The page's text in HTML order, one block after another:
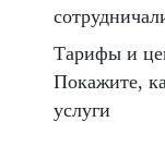
Тарифы и
Покажите,
услуги